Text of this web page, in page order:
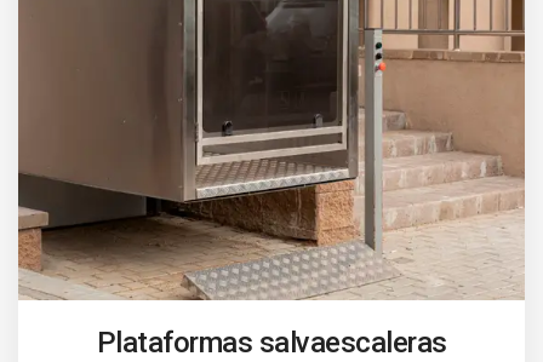
Plataformas salvaescaleras